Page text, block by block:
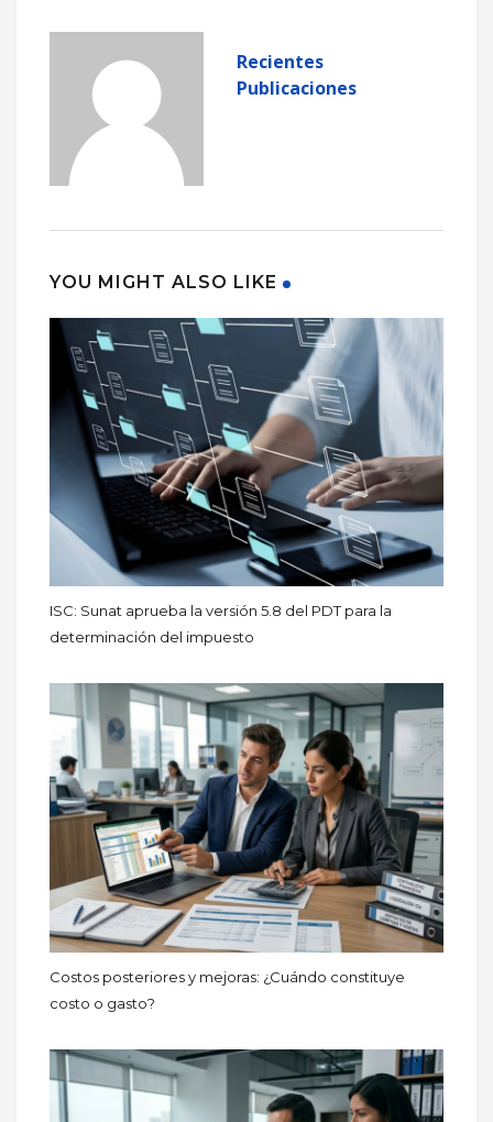
Recientes
Publicaciones
YOU MIGHT ALSO LIKE
ISC: Sunat aprueba la versión 5.8 del PDT para la
determinación del impuesto
Costos posteriores y mejoras: ¿Cuándo constituye
costo o gasto?